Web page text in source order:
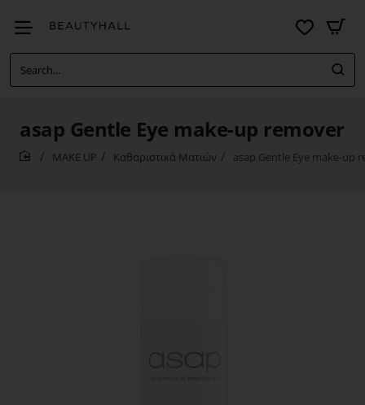
Search...
asap Gentle Eye make-up remover
MAKE UP Καθαριστικά Ματιών asap Gentle Eye make-up